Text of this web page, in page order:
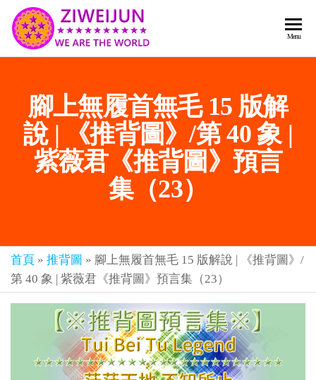
紫薇
《推
背
圖》
預
言-
君寰
宇傳
奇官
網
世
主
樂
章-
人
人
都
亞-
個
個
是
救
世
主
Menu
腳上無履首無毛 15 版解
說 | 《推背圖》/第 40 象 |
紫薇君《推背圖》預言
集（23）
首頁 » 推背圖 » 腳上無履首無毛 15 版解說 | 《推背圖》/
第 40 象 | 紫薇君《推背圖》預言集（23）